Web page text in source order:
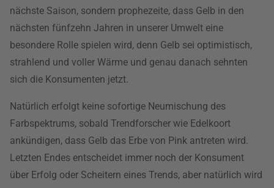
nächste Saison, sondern prophezeite, dass Gelb in den
nächsten fünfzehn Jahren in unserer Umwelt eine
besondere Rolle spielen wird, denn Gelb sei optimistisch,
strahlend und voller Wärme und genau danach sehnten
sich die Konsumenten jetzt.
Natürlich erfolgt keine sofortige Neumischung des
Farbspektrums, sobald Trendforscher wie Edelkoort
ankündigen, dass Gelb das Erbe von Pink antreten wird.
Letzten Endes entscheidet immer noch der Konsument
über Erfolg oder Scheitern eines Trends, aber natürlich wird